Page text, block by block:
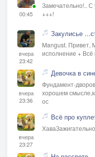
00:45
Замечательно!..
+++!
вчера
23:42
Закулисье
Mangust. Привет,
исполнение + Всё
вчера
23:36
Девочка в
Фундамент-
хорошем
ос
вчера
23:27
Всё про